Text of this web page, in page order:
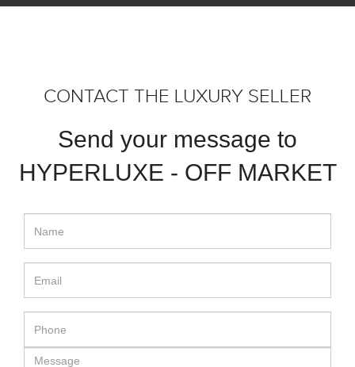
CONTACT THE LUXURY SELLER
Send your message to
HYPERLUXE - OFF MARKET